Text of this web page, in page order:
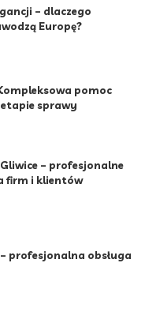
– dlaczego
Europę?
pomoc
sprawy
– profesjonalne
firm i klientów
profesjonalna obsługa